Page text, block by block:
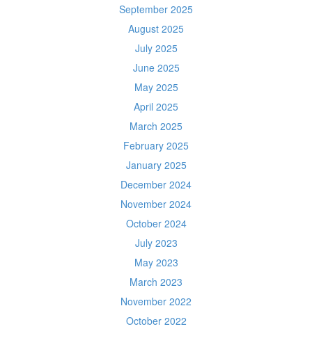
September 2025
August 2025
July 2025
June 2025
May 2025
April 2025
March 2025
February 2025
January 2025
December 2024
November 2024
October 2024
July 2023
May 2023
March 2023
November 2022
October 2022